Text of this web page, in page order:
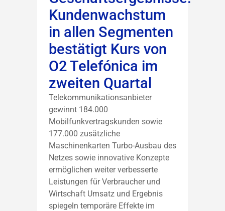
Kundenwachstum
in allen Segmenten
bestätigt Kurs von
O2 Telefónica im
zweiten Quartal
Telekommunikationsanbieter
gewinnt 184.000
Mobilfunkvertragskunden sowie
177.000 zusätzliche
Maschinenkarten Turbo-Ausbau des
Netzes sowie innovative Konzepte
ermöglichen weiter verbesserte
Leistungen für Verbraucher und
Wirtschaft Umsatz und Ergebnis
spiegeln temporäre Effekte im